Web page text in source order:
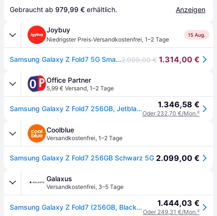
Gebraucht ab 979,99 € erhältlich. Anzeigen
Joybuy
Niedrigster Preis·Versandkostenfrei, 1–2 Tage
15 Aug.
Samsung Galaxy Z Fold7 5G Smartphone, 1 Stück, geeignet für anspruchsvolle mobile Nutzung2.099,00 € 1.314,00 €
Office Partner
5,99 € Versand, 1–2 Tage
Samsung Galaxy Z Fold7 256GB, Jetblack 1.346,58 €
Oder 232,70 €/Mon.²
Coolblue
Versandkostenfrei, 1–2 Tage
Samsung Galaxy Z Fold7 256GB Schwarz 5G 2.099,00 €
Galaxus
Versandkostenfrei, 3–5 Tage
Samsung Galaxy Z Fold7 (256GB, Black, Jetblack, 8", SIM + eSIM, 5G), Smartphone, Schwarz 1.444,03 €
Oder 249,31 €/Mon.²